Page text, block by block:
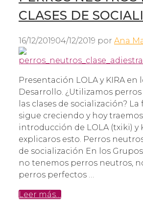
CLASES DE
16/12/201904/12/2019 por Ana
Presentación LOLA y KIRA en
Desarrollo. ¿Utilizamos
las clases de socialización? La
sigue creciendo y hoy
introducción de LOLA (txiki) y
explicaros esto. Perros
de socialización En los
no tenemos perros neutros,
perros perfectos …
Leer más…